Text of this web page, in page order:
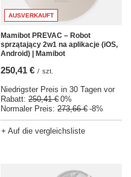
AUSVERKAUFT
Mamibot PREVAC – Robot
sprzątający 2w1 na aplikacje (iOS,
Android) | Mamibot
250,41 € / szt.
Niedrigster Preis in 30 Tagen vor
Rabatt: 250,41 € 0%
Normaler Preis: 273,66 € -8%
+ Auf die vergleichsliste